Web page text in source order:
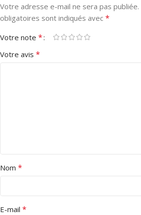
Votre adresse e-mail ne sera pas publiée.
obligatoires sont indiqués avec *
Votre note *
Votre avis *
Nom *
E-mail *